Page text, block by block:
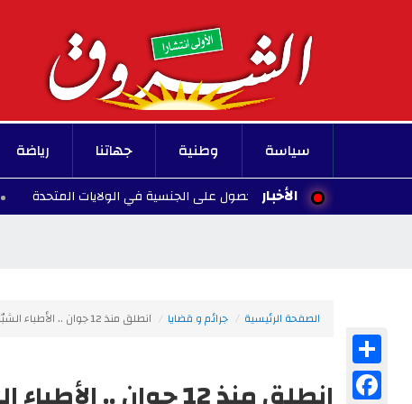
سياسة وطنية جهاتنا رياضة
الأخبار
ولادة الأطفال للحصول على الجنسية في الولايات المتحدة 00:10 - 2026/08/07
الصفحة الرئيسية جرائم و قضايا انطلق منذ 12 جوان .. الأطباء الشبّان يتمسّكون بمواصلة الإضراب
Facebook